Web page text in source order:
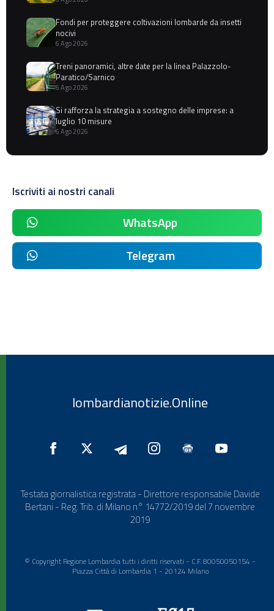
Fondi per proteggere coltivazioni lombarde da insetti
nocivi
6 Ago 2026
Treni panoramici, altre date per la linea Palazzolo-
Paratico/Sarnico
6 Ago 2026
Si rafforza la strategia a sostegno delle imprese: a
luglio 10 misure
6 Ago 2026
Iscriviti ai nostri canali
WhatsApp
Telegram
lombardianotizie.Online
Testata giornalistica registrata - Direttore responsabile Davide
Bertani - Reg. Trib. di Milano n° 14772/2019 del 7 novembre
2019
© Copyright Regione Lombardia tutti i diritti riservati - C.F. 80050050154 -
Piazza Città di Lombardia 1 - 20124 Milano